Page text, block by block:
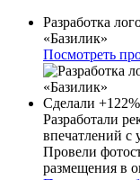
Разработка
«Базилик»
Посмотреть
Сделали
Разработали
впечатлений с
Провели
размещения в